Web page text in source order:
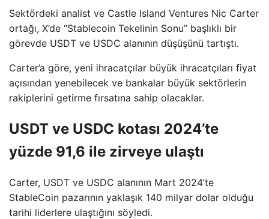
Sektördeki analist ve Castle Island Ventures Nic Carter
ortağı, X’de “Stablecoin Tekelinin Sonu” başlıklı bir
görevde USDT ve USDC alanının düşüşünü tartıştı.
Carter’a göre, yeni ihracatçılar büyük ihracatçıları fiyat
açısından yenebilecek ve bankalar büyük sektörlerin
rakiplerini getirme fırsatına sahip olacaklar.
USDT ve USDC kotası 2024’te
yüzde 91,6 ile zirveye ulaştı
Carter, USDT ve USDC alanının Mart 2024’te
StableCoin pazarının yaklaşık 140 milyar dolar olduğu
tarihi liderlere ulaştığını söyledi.